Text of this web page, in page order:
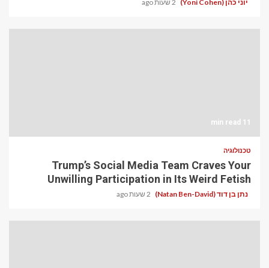
יוני כהן (Yoni Cohen) 2 שעות ago
11 min read
טכנולוגיה
Trump’s Social Media Team Craves Your
Unwilling Participation in Its Weird Fetish
נתן בן דוד (Natan Ben-David) 2 שעות ago